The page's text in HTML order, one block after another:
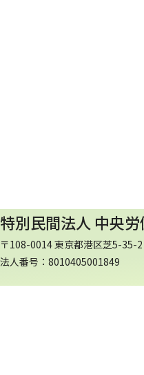
特別民間法人 中央
〒108-0014 東京都港区芝5-35-
法人番号：8010405001849